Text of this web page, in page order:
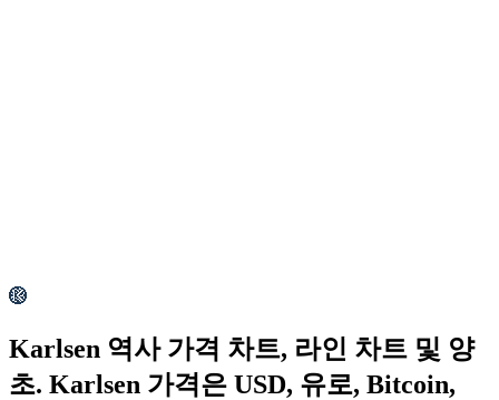
Karlsen 역사 가격 차트, 라인 차트 및 양
초. Karlsen 가격은 USD, 유로, Bitcoin,